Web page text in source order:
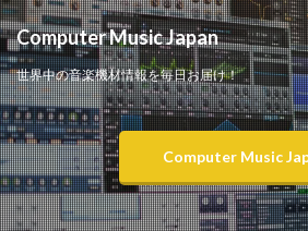
Computer Music Japan
世界中の音楽機材情報を毎日お届け！
Computer Music